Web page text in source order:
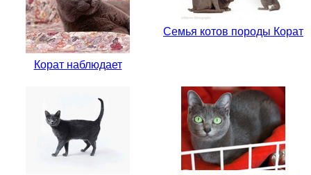
Корат наблюдает
Семья котов породы Корат